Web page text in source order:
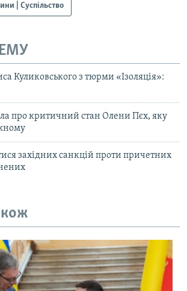
| Суспільство
Куликовського з тюрми «Ізоляція»:
про критичний стан Олени Пєх, яку
західних санкцій проти причетних